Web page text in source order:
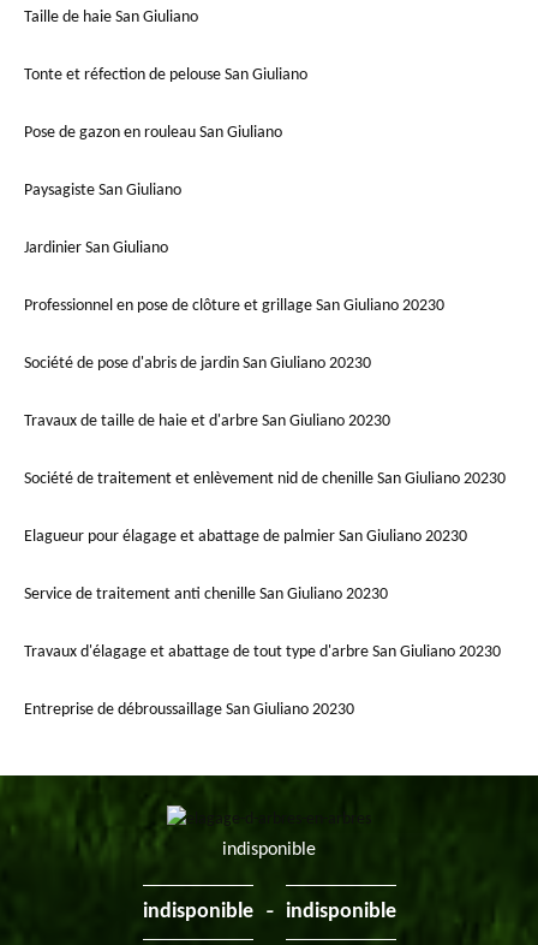
Taille de haie San Giuliano
Tonte et réfection de pelouse San Giuliano
Pose de gazon en rouleau San Giuliano
Paysagiste San Giuliano
Jardinier San Giuliano
Professionnel en pose de clôture et grillage San Giuliano 20230
Société de pose d'abris de jardin San Giuliano 20230
Travaux de taille de haie et d'arbre San Giuliano 20230
Société de traitement et enlèvement nid de chenille San Giuliano 20230
Elagueur pour élagage et abattage de palmier San Giuliano 20230
Service de traitement anti chenille San Giuliano 20230
Travaux d'élagage et abattage de tout type d'arbre San Giuliano 20230
Entreprise de débroussaillage San Giuliano 20230
indisponible
indisponible - indisponible